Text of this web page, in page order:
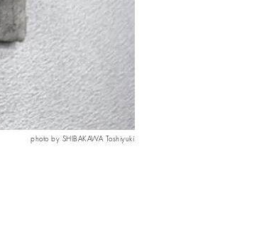
photo by SHIBAKAWA Toshiyuki